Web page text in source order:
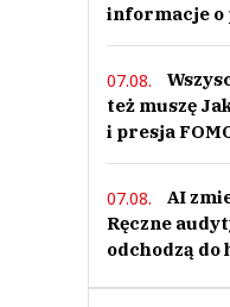
informacje o
07.08.
też muszę
i presja
07.08.
AI
Ręczne
odchodzą